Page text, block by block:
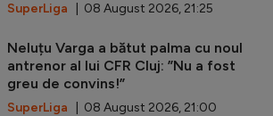
SuperLiga | 08 August 2026, 21:25
Neluțu Varga a bătut palma cu noul
antrenor al lui CFR Cluj: ”Nu a fost
greu de convins!”
SuperLiga | 08 August 2026, 21:00